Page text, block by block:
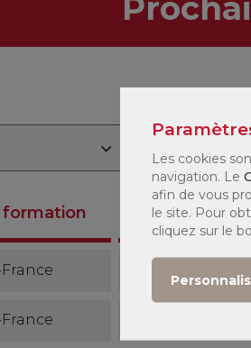
Année
2026/2027
Les cookies
navigation. Le
afin de vous
le site. Pour
cliquez sur le